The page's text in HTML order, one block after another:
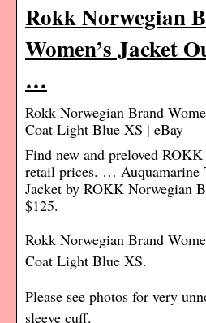
Rokk Norwegian
Women’s Jacket
…
Rokk Norwegian Brand
Coat Light Blue XS | eBay
Find new and preloved
retail prices. … Auquamarine
Jacket by ROKK Norwegian
$125.
Rokk Norwegian Brand
Coat Light Blue XS.
Please see photos for very
sleeve cuff.